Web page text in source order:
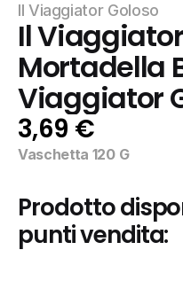
Il Viaggiator Goloso
Il
Mortadella
Viaggiator
3,69 €
Vaschetta 120 G
Prodotto
punti vendita: